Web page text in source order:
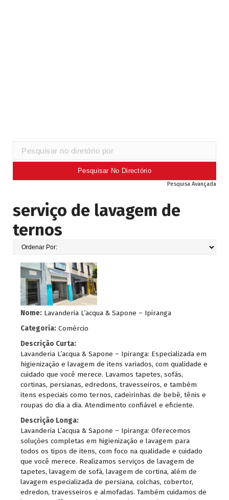
Pesquisa Avançada
serviço de lavagem de
ternos
Nome: Lavanderia L’acqua & Sapone – Ipiranga
Categoria: Comércio
Descrição Curta:
Lavanderia L’acqua & Sapone – Ipiranga: Especializada em
higienização e lavagem de itens variados, com qualidade e
cuidado que você merece. Lavamos tapetes, sofás,
cortinas, persianas, edredons, travesseiros, e também
itens especiais como ternos, cadeirinhas de bebê, tênis e
roupas do dia a dia. Atendimento confiável e eficiente.
Descrição Longa:
Lavanderia L’acqua & Sapone – Ipiranga: Oferecemos
soluções completas em higienização e lavagem para
todos os tipos de itens, com foco na qualidade e cuidado
que você merece. Realizamos serviços de lavagem de
tapetes, lavagem de sofá, lavagem de cortina, além de
lavagem especializada de persiana, colchas, cobertor,
edredon, travesseiros e almofadas. Também cuidamos de